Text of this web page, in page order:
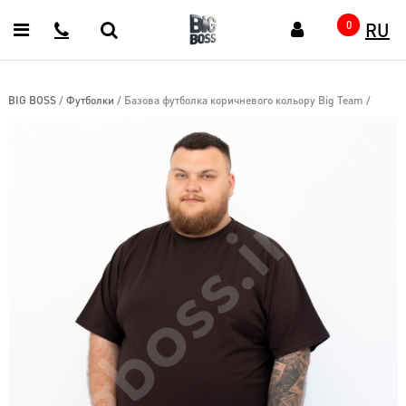
0 RU
Головна
Каталог
одяг
BIG BOSS/ Футболки / Базова футболка коричневого кольору Big Team /